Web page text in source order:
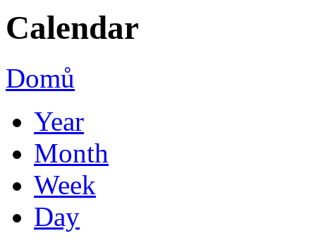
Calendar
Domů
Year
Month
Week
Day